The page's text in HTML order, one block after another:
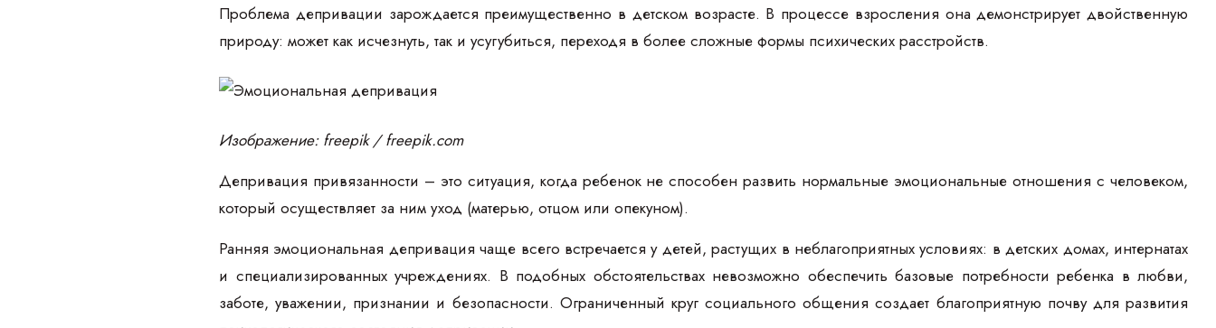
Проблема депривации зарождается преимущественно в детском возрасте. В процессе взросления она демонстрирует двойственную
природу: может как исчезнуть, так и усугубиться, переходя в более сложные формы психических расстройств.
Изображение: freepik / freepik.com
Депривация привязанности – это ситуация, когда ребенок не способен развить нормальные эмоциональные отношения с человеком,
который осуществляет за ним уход (матерью, отцом или опекуном).
Ранняя эмоциональная депривация чаще всего встречается у детей, растущих в неблагоприятных условиях: в детских домах, интернатах
и специализированных учреждениях. В подобных обстоятельствах невозможно обеспечить базовые потребности ребенка в любви,
заботе, уважении, признании и безопасности. Ограниченный круг социального общения создает благоприятную почву для развития